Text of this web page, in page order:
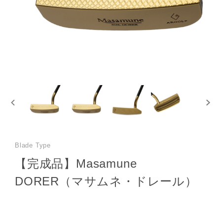
Blade Type
【完成品】Masamune
DORER（マサムネ・ドレール）